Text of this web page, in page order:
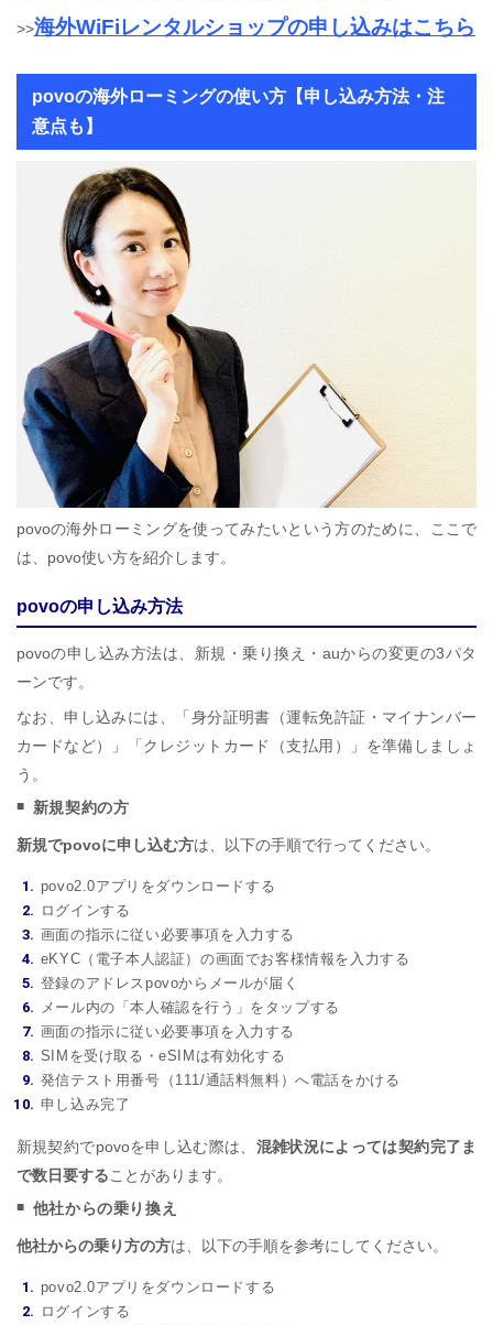
>>海外WiFiレンタルショップの申し込みはこちら
povoの海外ローミングの使い方【申し込み方法・注
意点も】
povoの海外ローミングを使ってみたいという方のために、ここで
は、povo使い方を紹介します。
povoの申し込み方法
povoの申し込み方法は、新規・乗り換え・auからの変更の3パタ
ーンです。
なお、申し込みには、「身分証明書（運転免許証・マイナンバー
カードなど）」「クレジットカード（支払用）」を準備しましょ
う。
新規契約の方
新規でpovoに申し込む方は、以下の手順で行ってください。
povo2.0アプリをダウンロードする
ログインする
画面の指示に従い必要事項を入力する
eKYC（電子本人認証）の画面でお客様情報を入力する
登録のアドレスpovoからメールが届く
メール内の「本人確認を行う」をタップする
画面の指示に従い必要事項を入力する
SIMを受け取る・eSIMは有効化する
発信テスト用番号（111/通話料無料）へ電話をかける
申し込み完了
新規契約でpovoを申し込む際は、 混雑状況によっては契約完了ま
で数日要することがあります。
他社からの乗り換え
他社からの乗り方の方は、以下の手順を参考にしてください。
povo2.0アプリをダウンロードする
ログインする